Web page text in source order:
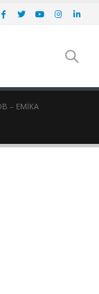
– EMIKA